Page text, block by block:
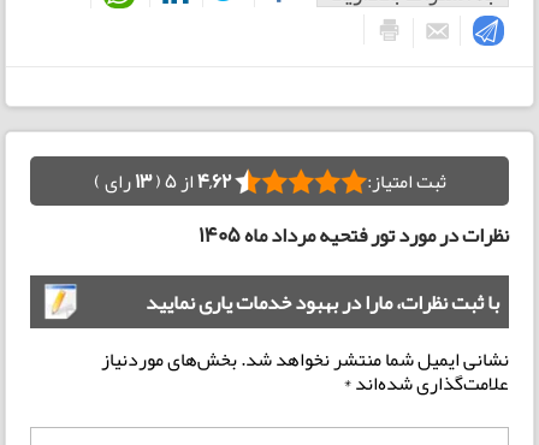
ثبت امتیاز: 4,62از 5 ( 13رای )
نظرات در مورد تور فتحیه مرداد ماه 1405
با ثبت نظرات، مارا در بهبود خدمات یاری نمایید
نشانی ایمیل شما منتشر نخواهد شد.بخش‌های موردنیاز
علامت‌گذاری شده‌اند*